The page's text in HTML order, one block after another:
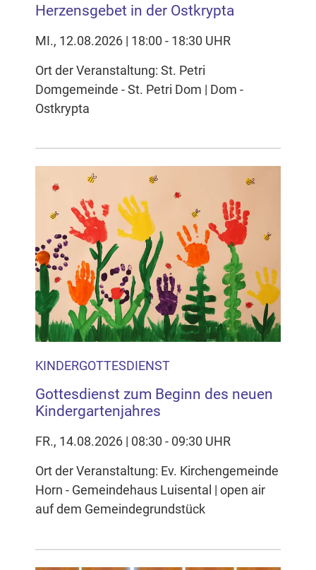
Herzensgebet in der Ostkrypta
MI., 12.08.2026 | 18:00 - 18:30 UHR
Ort der Veranstaltung: St. Petri
Domgemeinde - St. Petri Dom | Dom -
Ostkrypta
KINDERGOTTESDIENST
Gottesdienst zum Beginn des neuen
Kindergartenjahres
FR., 14.08.2026 | 08:30 - 09:30 UHR
Ort der Veranstaltung: Ev. Kirchengemeinde
Horn - Gemeindehaus Luisental | open air
auf dem Gemeindegrundstück